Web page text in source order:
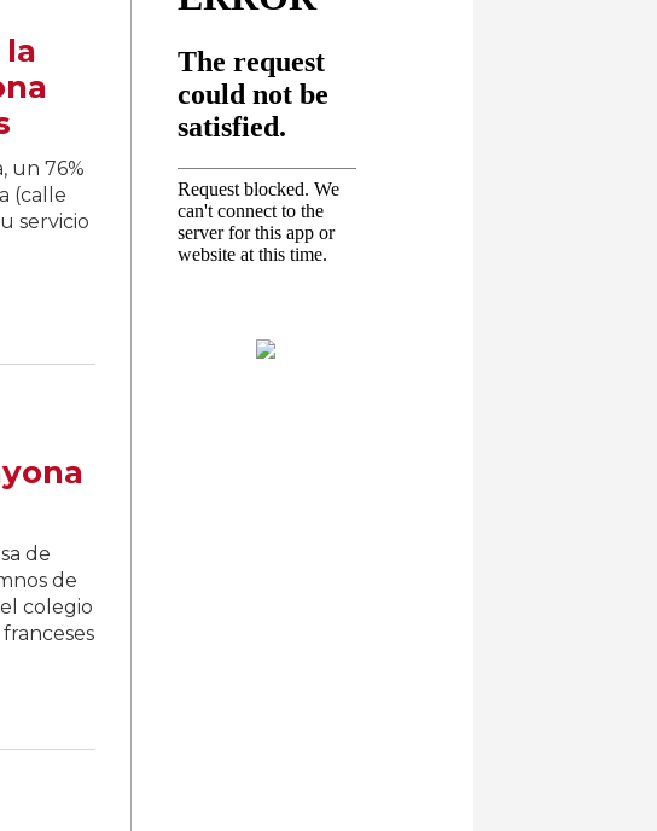
un 76%
(calle
servicio
de
de
colegio